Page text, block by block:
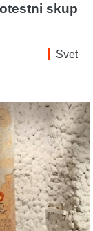
skup
Svet